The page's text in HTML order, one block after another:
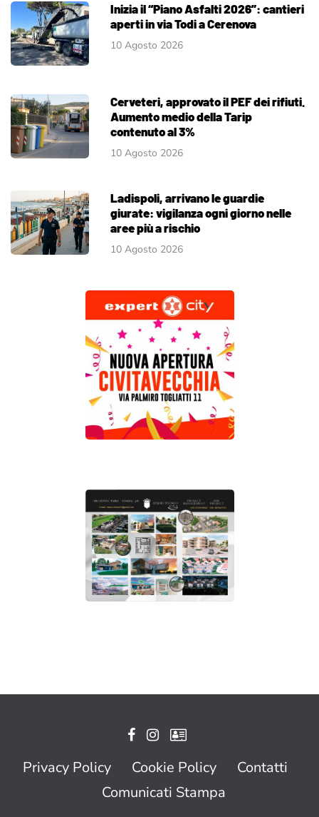
Inizia il “Piano Asfalti 2026”: cantieri
aperti in via Todi a Cerenova
10 Agosto 2026
Cerveteri, approvato il PEF dei rifiuti.
Aumento medio della Tarip
contenuto al 3%
10 Agosto 2026
Ladispoli, arrivano le guardie
giurate: vigilanza ogni giorno nelle
aree più a rischio
10 Agosto 2026
Privacy Policy Cookie Policy
Contatti
Comunicati Stampa